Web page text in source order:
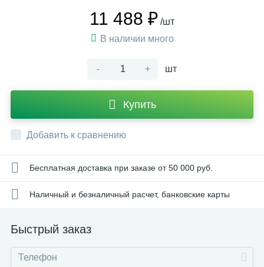
11 488 ₽ /шт
В наличии много
- + шт
Купить
Добавить к сравнению
Бесплатная доставка при заказе от 50 000 руб.
Наличный и безналичный расчет, банковские карты
Быстрый заказ